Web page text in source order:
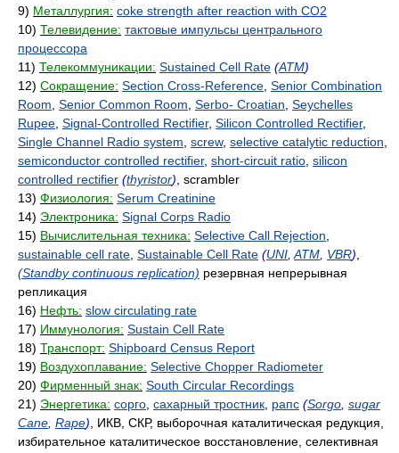
9) Металлургия: coke strength after reaction with CO2
10) Телевидение: тактовые импульсы центрального
процессора
11) Телекоммуникации: Sustained Cell Rate (ATM)
12) Сокращение: Section Cross-Reference Senior Combination
Room Senior Common Room Serbo- Croatian Seychelles
Rupee Signal-Controlled Rectifier, Silicon Controlled Rectifier,
Single Channel Radio system screw, selective catalytic reduction
semiconductor controlled rectifier, short-circuit ratio silicon
controlled rectifier (thyristor) , scrambler
13) Физиология: Serum Creatinine
14) Электроника: Signal Corps Radio
15) Вычислительная техника: Selective Call Rejection
sustainable cell rate Sustainable Cell Rate (UNI ATM VBR)
(Standby continuous replication) резервная непрерывная
репликация
16) Нефть: slow circulating rate
17) Иммунология: Sustain Cell Rate
18) Транспорт: Shipboard Census Report
19) Воздухоплавание: Selective Chopper Radiometer
20) Фирменный знак: South Circular Recordings
21) Энергетика: сорго сахарный тростник рапс (Sorgo sugar
Cane Rape) , ИКВ, СКР, выборочная каталитическая редукция,
избирательное каталитическое восстановление, селективная